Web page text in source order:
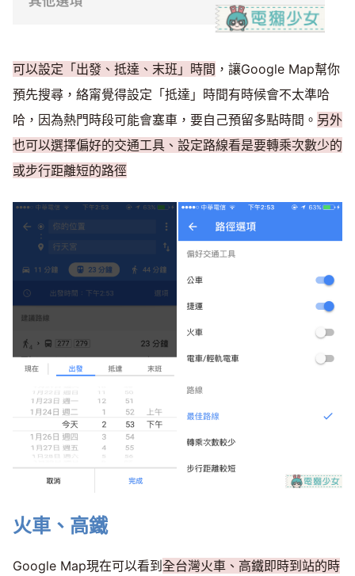
可以設定「出發、抵達、末班」時間 ，讓Google Map幫你
預先搜尋，絡甯覺得設定「抵達」時間有時候會不太準哈
哈，因為熱門時段可能會塞車，要自己預留多點時間。 另外
也可以選擇偏好的交通工具、設定路線看是要轉乘次數少的
或步行距離短的路徑
火車、高鐵
Google Map現在可以看到全台灣火車、高鐵即時到站的時